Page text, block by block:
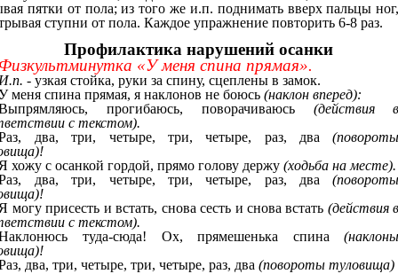
пятки от пола; из того же и.п. поднимать вверх пальцы
ступни от пола. Каждое упражнение повторить 6-8 раз.
Профилактика нарушений осанки
«У меня спина прямая».
- узкая стойка, руки за спину, сцеплены в замок.
меня спина прямая, я наклонов не боюсь(наклон вперед):
прогибаюсь, поворачиваюсь (действия
с текстом).
два, три, четыре, три, четыре, раз, два
хожу с осанкой гордой, прямо голову держу(ходьба на месте).
два, три, четыре, три, четыре, раз, два
могу присесть и встать, снова сесть и снова встать (действия
с текстом).
туда-сюда! Ох, прямешенька спина
два, три, четыре, три, четыре, раз, два(повороты туловища)